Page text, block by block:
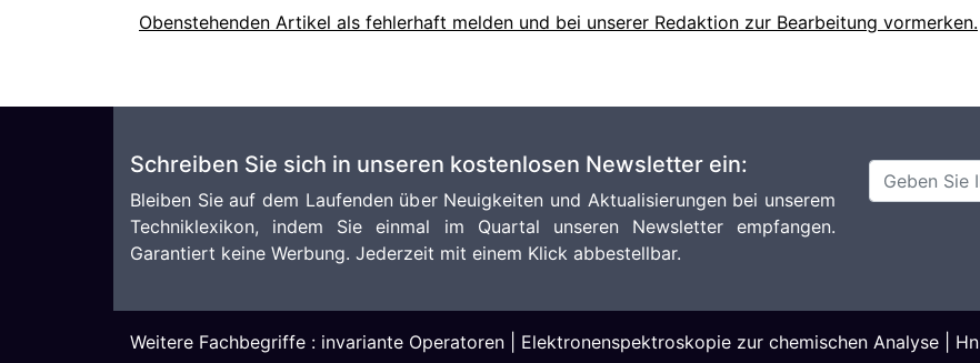
Obenstehenden Artikel als fehlerhaft melden und bei unserer Redaktion zur Bearbeitung vormerken.
Schreiben Sie sich in unseren kostenlosen Newsletter ein:
Bleiben Sie auf dem Laufenden über Neuigkeiten und Aktualisierungen bei unserem
Techniklexikon, indem Sie einmal im Quartal unseren Newsletter empfangen.
Garantiert keine Werbung. Jederzeit mit einem Klick abbestellbar.
Weitere Fachbegriffe : invariante Operatoren Elektronenspektroskopie zur chemischen Analyse Hn